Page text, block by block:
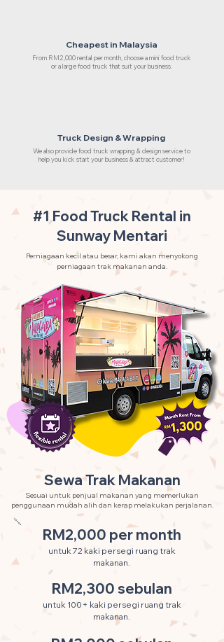
Cheapest in Malaysia
From RM2,000 rental per month, choose a mini food truck
or a large food truck that suit your business.
Truck Design & Wrapping
We also provide food truck wrapping & design service to
help you kick start your business & attract customer!
#1 Food Truck Rental in
Sunway Mentari
Perniagaan kecil atau besar, kami akan menyokong
perniagaan trak makanan anda.
Sewa Trak Makanan
Sesuai untuk penjual makanan yang memerlukan
penggunaan mudah alih dan kerap melakukan perjalanan.
RM2,000 per month
untuk 72 kaki persegi ruang trak
makanan.
RM2,300 sebulan
untuk 100+ kaki persegi ruang trak
makanan.